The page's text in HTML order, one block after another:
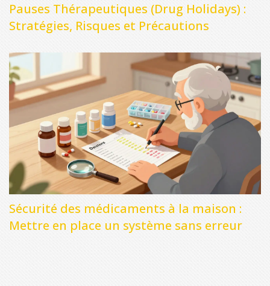
Pauses Thérapeutiques (Drug Holidays) :
Stratégies, Risques et Précautions
Sécurité des médicaments à la maison :
Mettre en place un système sans erreur